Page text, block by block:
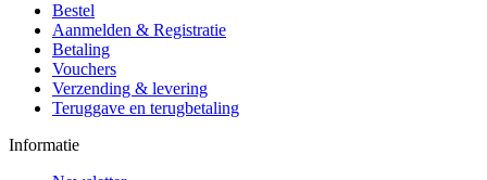
Bestel
Aanmelden & Registratie
Betaling
Vouchers
Verzending & levering
Teruggave en terugbetaling
Informatie